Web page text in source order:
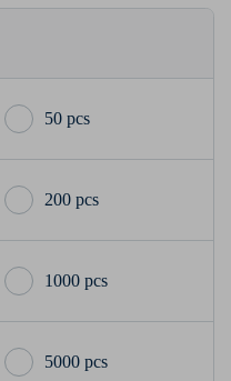
50 pcs
200 pcs
1000 pcs
5000 pcs